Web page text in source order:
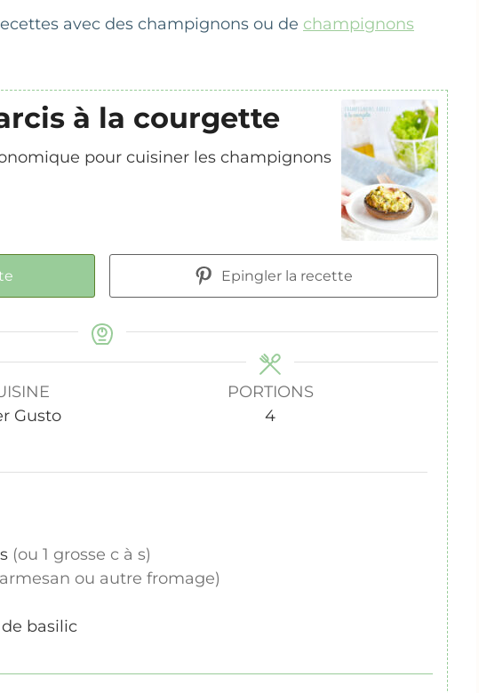
avec des champignons ou de champignons
à la courgette
pour cuisiner les champignons
Epingler la recette
Gusto
PORTIONS
4
(ou 1 grosse c à s)
ou autre fromage)
basilic